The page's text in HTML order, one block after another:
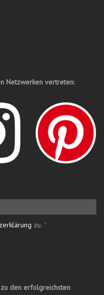
Netzwerken vertreten:
zu. *
den erfolgreichsten